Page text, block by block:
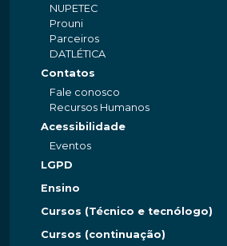
NUPETEC
Prouni
Parceiros
DATLÉTICA
Contatos
Fale conosco
Recursos Humanos
Acessibilidade
Eventos
LGPD
Ensino
Cursos (Técnico e tecnólogo)
Cursos (continuação)